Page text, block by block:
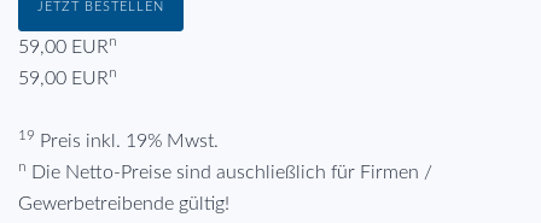
JETZT BESTELLEN
59,00 EURn
59,00 EURn
19 Preis inkl. 19% Mwst.
n Die Netto-Preise sind auschließlich für Firmen /
Gewerbetreibende gültig!